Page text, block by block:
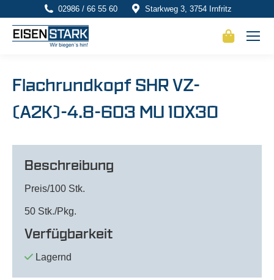
02986 / 66 55 60 Starkweg 3, 3754 Irnfritz
Flachrundkopf SHR VZ-
(A2K)-4.8-603 MU 10X30
Beschreibung
Preis/100 Stk.
50 Stk./Pkg.
Verfügbarkeit
Lagernd